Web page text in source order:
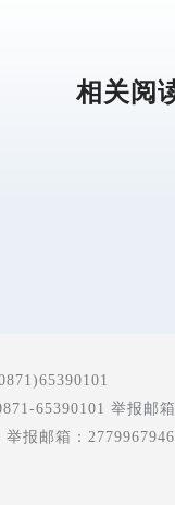
相关阅
65390101 举报邮
报邮箱：